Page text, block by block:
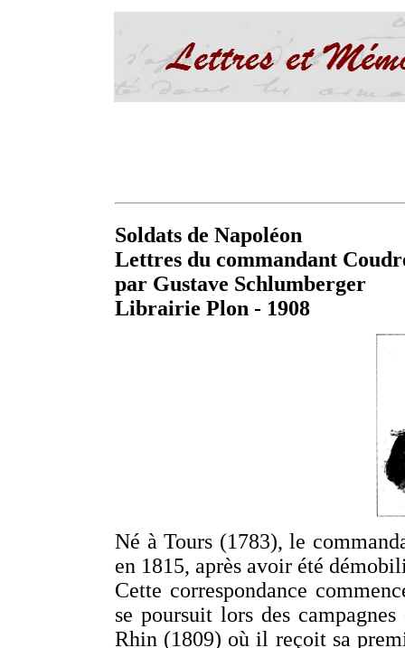
Soldats de Napoléon
Lettres du commandant
par Gustave Schlumberger
Librairie Plon - 1908
Né à Tours (1783), le
en 1815, après avoir été
Cette correspondance
se poursuit lors des
Rhin (1809) où il reçoit sa